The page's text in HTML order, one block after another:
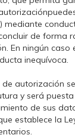
mediante
de forma
En ningún caso
inequívoca.
autorización
y será
de sus
establece la